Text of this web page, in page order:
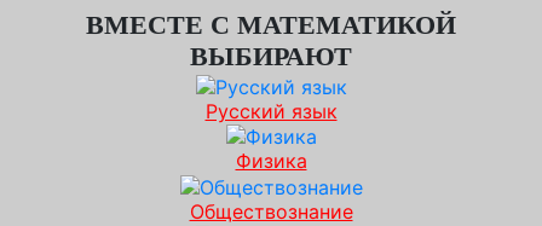
ВМЕСТЕ С МАТЕМАТИКОЙ
ВЫБИРАЮТ
Русский язык
Физика
Обществознание